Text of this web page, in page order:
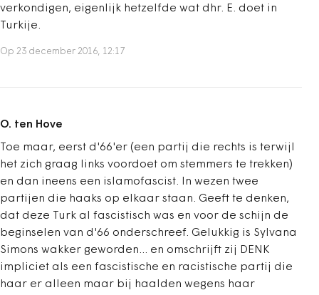
verkondigen, eigenlijk hetzelfde wat dhr. E. doet in
Turkije.
Op 23 december 2016, 12:17
O. ten Hove
Toe maar, eerst d'66'er (een partij die rechts is terwijl
het zich graag links voordoet om stemmers te trekken)
en dan ineens een islamofascist. In wezen twee
partijen die haaks op elkaar staan. Geeft te denken,
dat deze Turk al fascistisch was en voor de schijn de
beginselen van d'66 onderschreef. Gelukkig is Sylvana
Simons wakker geworden... en omschrijft zij DENK
impliciet als een fascistische en racistische partij die
haar er alleen maar bij haalden wegens haar